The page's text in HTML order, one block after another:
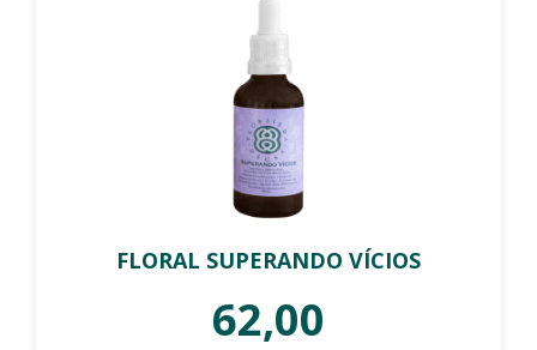
FLORAL SUPERANDO VÍCIOS
62,00